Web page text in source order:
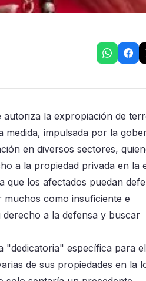
autoriza la expropiación de
impulsada por la
en diversos sectores,
a la propiedad privada en la
que los afectados puedan
muchos como insuficiente e
a la defensa y buscar
"dedicatoria" específica para el
de sus propiedades en la